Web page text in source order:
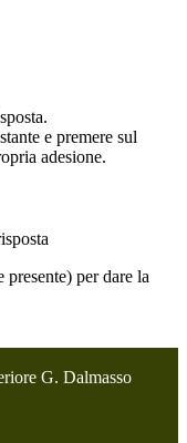
e premere sul
adesione.
per dare la
G. Dalmasso